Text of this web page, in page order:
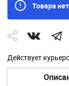
Товара
Действует